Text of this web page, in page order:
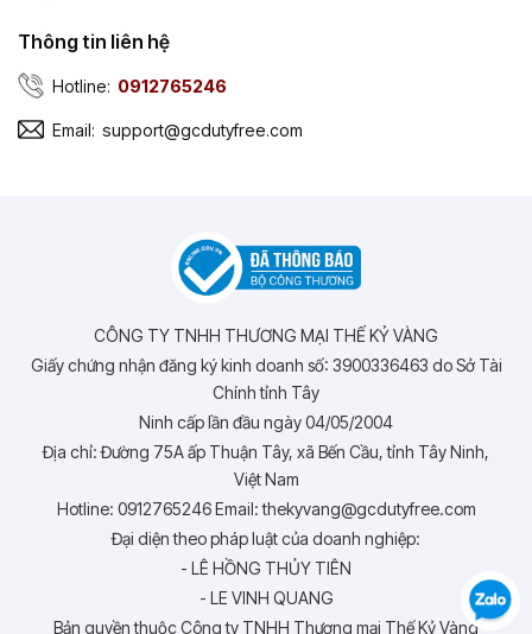
Thông tin liên hệ
Hotline: 0912765246
Email: support@gcdutyfree.com
CÔNG TY TNHH THƯƠNG MẠI THẾ KỶ VÀNG
Giấy chứng nhận đăng ký kinh doanh số: 3900336463 do Sở Tài
Chính tỉnh Tây
Ninh cấp lần đầu ngày 04/05/2004
Địa chỉ: Đường 75A ấp Thuận Tây, xã Bến Cầu, tỉnh Tây Ninh,
Việt Nam
Hotline: 0912765246 Email: thekyvang@gcdutyfree.com
Đại diện theo pháp luật của doanh nghiệp:
- LÊ HỒNG THỦY TIÊN
- LE VINH QUANG
Bản quyền thuộc Công ty TNHH Thương mại Thế Kỷ Vàng